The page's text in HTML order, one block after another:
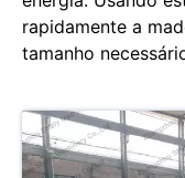
rapidamente a
tamanho